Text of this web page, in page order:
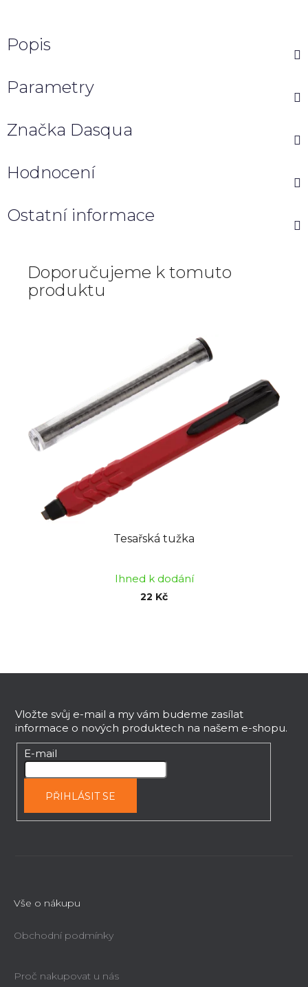
Popis
Parametry
Značka Dasqua
Hodnocení
Ostatní informace
Doporučujeme k tomuto
produktu
Tesařská tužka
Ihned k dodání
22 Kč
Vložte svůj e-mail a my vám budeme zasílat
informace o nových produktech na našem e-shopu.
E-mail
PŘIHLÁSIT SE
Vše o nákupu
Obchodní podmínky
Proč nakupovat u nás